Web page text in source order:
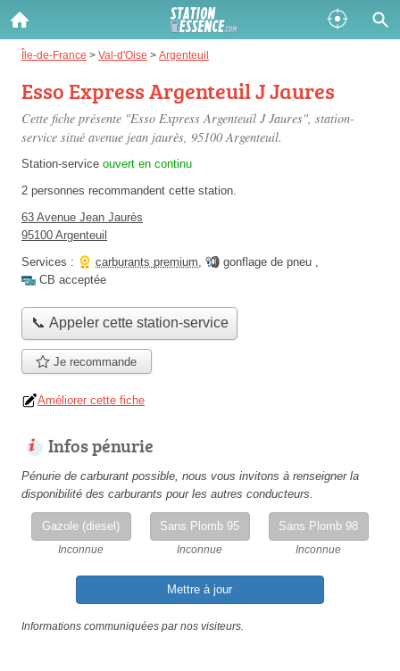
Île-de-France > Val-d'Oise > Argenteuil
Esso Express Argenteuil J Jaures
Cette fiche présente "Esso Express Argenteuil J Jaures", station-
service situé avenue jean jaurès, 95100 Argenteuil.
Station-service ouvert en continu
2 personnes recommandent cette station.
63 Avenue Jean Jaurès
95100 Argenteuil
Services :
carburants premium, gonflage de pneu ,
CB acceptée
📞 Appeler cette station-service
Je recommande
Améliorer cette fiche
Infos pénurie
Pénurie de carburant possible, nous vous invitons à renseigner la
disponibilité des carburants pour les autres conducteurs.
Gazole (diesel)
Inconnue
Sans Plomb 95
Inconnue
Sans Plomb 98
Inconnue
Mettre à jour
Informations communiquées par nos visiteurs.
Gazole :
Disponible Épuisé
SP 98 :
Disponible
Disponible